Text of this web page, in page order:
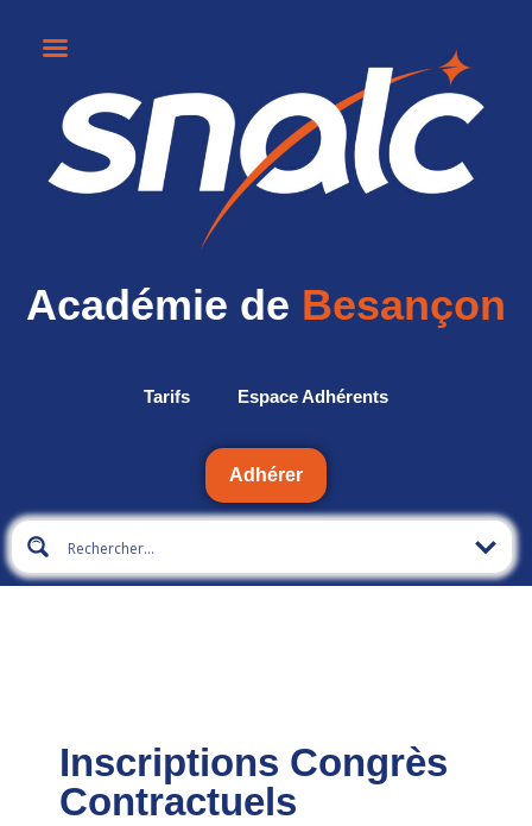
Académie de Besançon
Tarifs Espace Adhérents
Adhérer
Inscriptions Congrès
Contractuels